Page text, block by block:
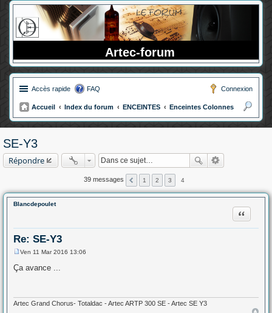
Artec-forum
Accès rapide FAQ Connexion
Accueil Index du forum ENCEINTES
Enceintes Colonnes
ec
SE-Y3
Répondre
39 messages 1 2 3 4
Blancdepoulet
Re: SE-Y3
Citation
s
e
Ven 11 Mar 2016 13:06
Ça avance ...
Artec Grand Chorus- Totaldac - Artec ARTP 300 SE - Artec SE Y3